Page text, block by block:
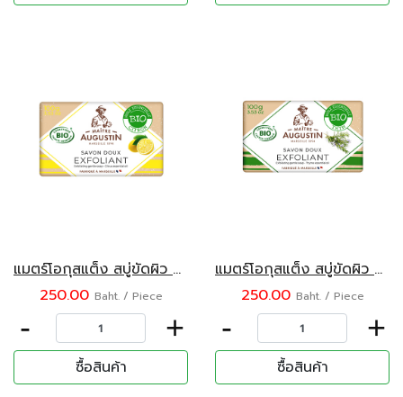
แมตร์โอกุสแต็ง สบู่ขัดผิว กลิ่นซิตรัส 100 กรัม
250.00 Baht. / Piece
- +
ซื้อสินค้า
แมตร์โอกุสแต็ง สบู่ขัดผิว กลิ่นไธม์ 100 กรัม
250.00 Baht. / Piece
- +
ซื้อสินค้า